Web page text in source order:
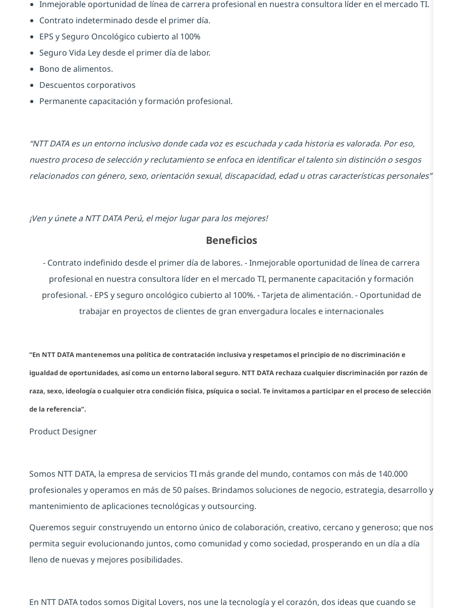
Inmejorable oportunidad de línea de carrera profesional en nuestra consultora líder en el mercado TI.
Contrato indeterminado desde el primer día.
EPS y Seguro Oncológico cubierto al 100%
Seguro Vida Ley desde el primer día de labor.
Bono de alimentos.
Descuentos corporativos
Permanente capacitación y formación profesional.
“NTT DATA es un entorno inclusivo donde cada voz es escuchada y cada historia es valorada. Por eso,
nuestro proceso de selección y reclutamiento se enfoca en identificar el talento sin distinción o sesgos
relacionados con género, sexo, orientación sexual, discapacidad, edad u otras características personales”
¡Ven y únete a NTT DATA Perú, el mejor lugar para los mejores!
Beneficios
- Contrato indefinido desde el primer día de labores. - Inmejorable oportunidad de línea de carrera
profesional en nuestra consultora líder en el mercado TI, permanente capacitación y formación
profesional. - EPS y seguro oncológico cubierto al 100%. - Tarjeta de alimentación. - Oportunidad de
trabajar en proyectos de clientes de gran envergadura locales e internacionales
“En NTT DATA mantenemos una política de contratación inclusiva y respetamos el principio de no discriminación e
igualdad de oportunidades, así como un entorno laboral seguro. NTT DATA rechaza cualquier discriminación por razón de
raza, sexo, ideología o cualquier otra condición física, psíquica o social. Te invitamos a participar en el proceso de selección
de la referencia”.
Product Designer
Somos NTT DATA, la empresa de servicios TI más grande del mundo, contamos con más de 140.000
profesionales y operamos en más de 50 países. Brindamos soluciones de negocio, estrategia, desarrollo y
mantenimiento de aplicaciones tecnológicas y outsourcing.
Queremos seguir construyendo un entorno único de colaboración, creativo, cercano y generoso; que nos
permita seguir evolucionando juntos, como comunidad y como sociedad, prosperando en un día a día
lleno de nuevas y mejores posibilidades.
En NTT DATA todos somos Digital Lovers, nos une la tecnología y el corazón, dos ideas que cuando se